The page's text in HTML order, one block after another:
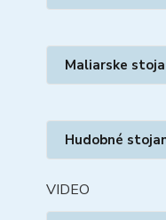
Maliarske
Hudobné
VIDEO